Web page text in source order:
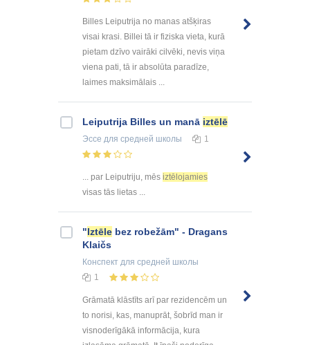
Billes Leiputrija no manas atšķiras
visai krasi. Billei tā ir fiziska vieta, kurā
pietam dzīvo vairāki cilvēki, nevis viņa
viena pati, tā ir absolūta paradīze,
laimes maksimālais ...
Leiputrija Billes un manā iztēlē
Эссе для средней школы 1
... par Leiputriju, mēs iztēlojamies
visas tās lietas ...
"Iztēle bez robežām" - Dragans
Klaičs
Конспект для средней школы
1
Grāmatā klāstīts arī par rezidencēm un
to norisi, kas, manuprāt, šobrīd man ir
visnoderīgākā informācija, kura